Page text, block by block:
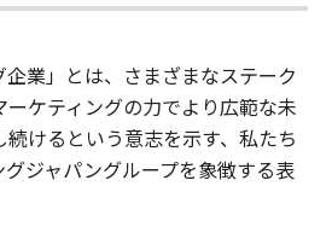
企業」とは、さまざまなステーク
ケティングの力でより広範な未
けるという意志を示す、私たち
ジャパングループを象徴する表